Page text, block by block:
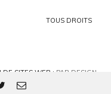
TOUS DROITS
DE SITES WEB : PAR DESIGN,